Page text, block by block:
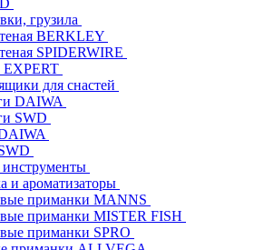
грузила
BERKLEY
SPIDERWIRE
для снастей
DAIWA
SWD
инструменты
и ароматизаторы
приманки MANNS
приманки MISTER FISH
приманки SPRO